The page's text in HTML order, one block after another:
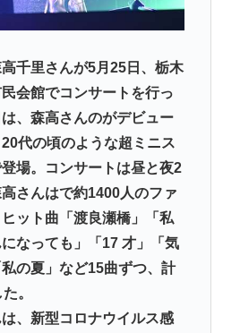
千里さんが5月25日、栃木
会館でコンサートを行っ
、森高さんのがデビュー
代の頃のような超ミニス
場。コンサートは昼と夜2
さんはで約1400人のファ
ット曲「渡良瀬橋」「私
なっても」「17 才」「気
の夏」など15曲ずつ、計
。
、新型コロナウイルス感